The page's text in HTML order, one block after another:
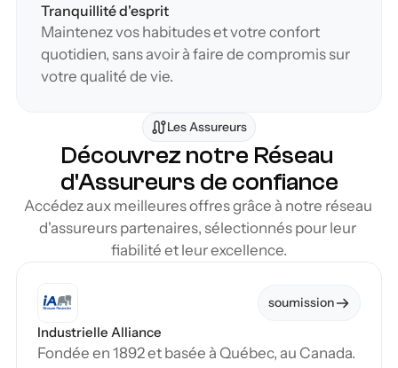
Tranquillité d'esprit
Maintenez vos habitudes et votre confort
quotidien, sans avoir à faire de compromis sur
votre qualité de vie.
Les Assureurs
Découvrez notre Réseau
d'Assureurs de confiance
Accédez aux meilleures offres grâce à notre réseau
d'assureurs partenaires, sélectionnés pour leur
fiabilité et leur excellence.
soumission
Industrielle Alliance
Fondée en 1892 et basée à Québec, au Canada.